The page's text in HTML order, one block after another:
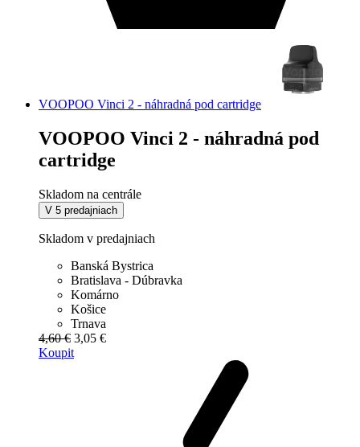
VOOPOO Vinci 2 - náhradná pod cartridge
VOOPOO Vinci 2 - náhradná pod
cartridge
Skladom na centrále
V 5 predajniach
Skladom v predajniach
Banská Bystrica
Bratislava - Dúbravka
Komárno
Košice
Trnava
4,60 € 3,05 €
Koupit